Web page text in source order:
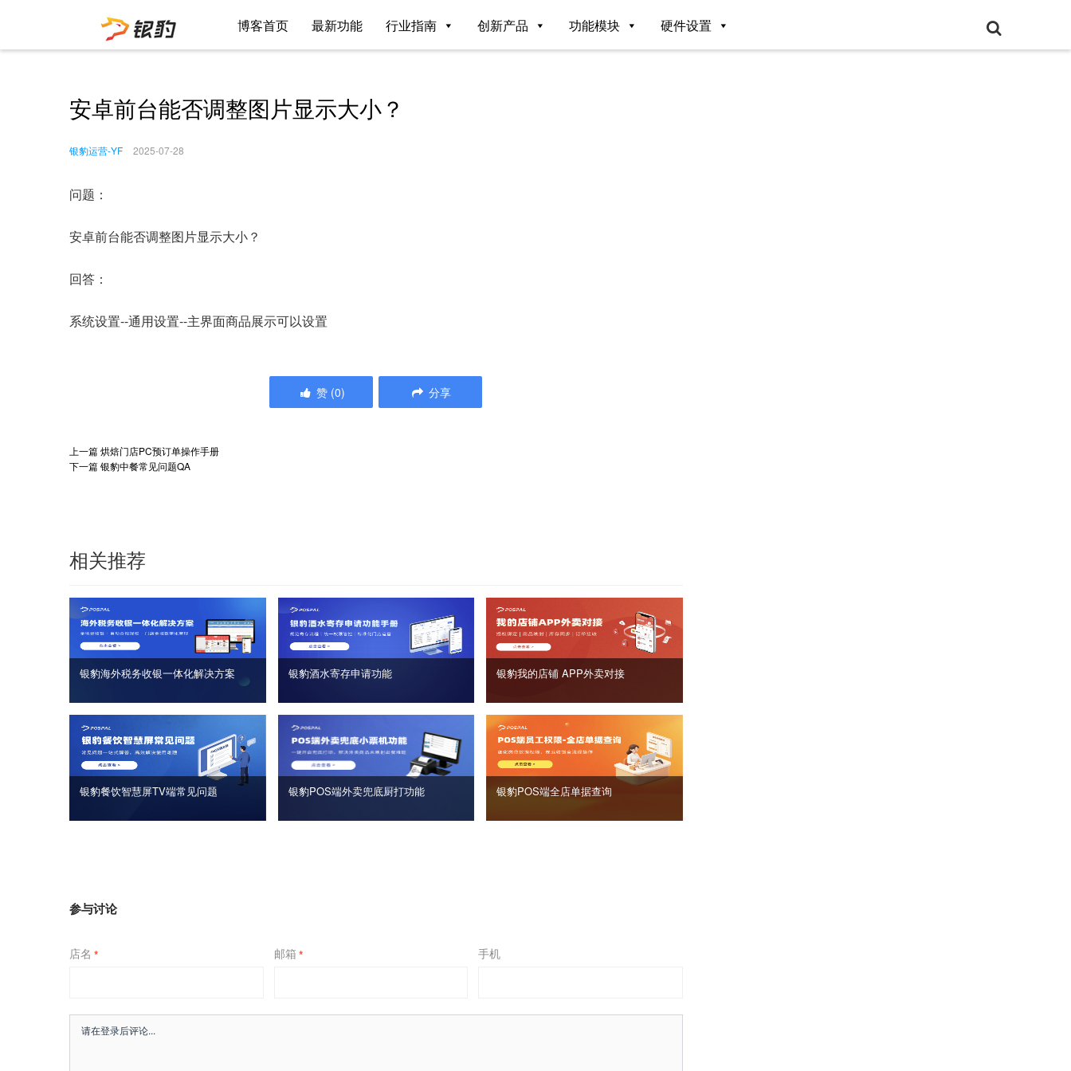
博客首页 最新功能 行业指南 创新产品 功能模块 硬件设置
安卓前台能否调整图片显示大小？
银豹运营-YF 2025-07-28
问题：
安卓前台能否调整图片显示大小？
回答：
系统设置--通用设置--主界面商品展示可以设置
赞 (0) 分享
上一篇烘焙门店PC预订单操作手册
下一篇银豹中餐常见问题QA
相关推荐
银豹海外税务收银一体化解决方案 银豹酒水寄存申请功能 银豹我的店铺 APP外卖对接
银豹餐饮智慧屏TV端常见问题 银豹POS端外卖兜底厨打功能 银豹POS端全店单据查询
参与讨论
店名 * 邮箱 * 手机